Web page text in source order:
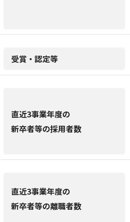
受賞・認定等
直近3事業年度の
新卒者等の採用者数
直近3事業年度の
新卒者等の離職者数